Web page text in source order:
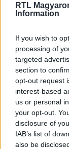
RTL
Information
If you wish to
processing of
targeted
section to
opt-out request
interest-based
us or personal
your opt-out.
disclosure of
IAB’s list of
also be
legyen a